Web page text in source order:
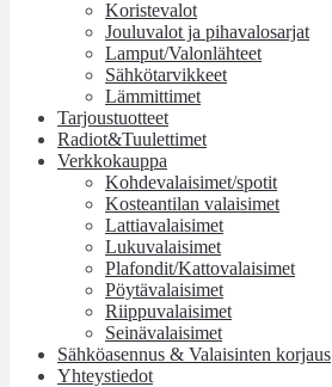
Koristevalot
Jouluvalot ja pihavalosarjat
Lamput/Valonlähteet
Sähkötarvikkeet
Lämmittimet
Tarjoustuotteet
Radiot&Tuulettimet
Verkkokauppa
Kohdevalaisimet/spotit
Kosteantilan valaisimet
Lattiavalaisimet
Lukuvalaisimet
Plafondit/Kattovalaisimet
Pöytävalaisimet
Riippuvalaisimet
Seinävalaisimet
Sähköasennus & Valaisinten korjaus
Yhteystiedot